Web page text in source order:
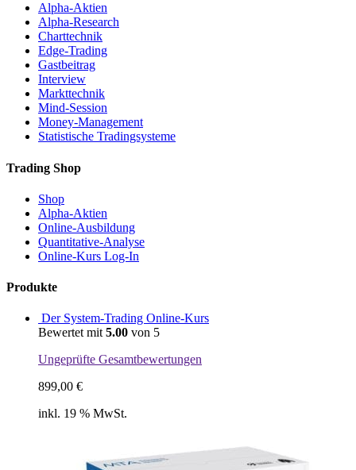
Alpha-Aktien
Alpha-Research
Charttechnik
Edge-Trading
Gastbeitrag
Interview
Markttechnik
Mind-Session
Money-Management
Statistische Tradingsysteme
Trading Shop
Shop
Alpha-Aktien
Online-Ausbildung
Quantitative-Analyse
Online-Kurs Log-In
Produkte
Der System-Trading Online-Kurs
Bewertet mit 5.00 von 5
Ungeprüfte Gesamtbewertungen
899,00 €
inkl. 19 % MwSt.